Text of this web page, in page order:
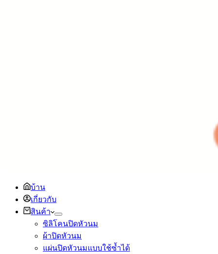
บ้าน
เกี่ยวกับ
สินค้า
ซิลิโคนปิดหัวนม
ผ้าปิดหัวนม
แผ่นปิดหัวนมแบบใช้ซ้ำได้